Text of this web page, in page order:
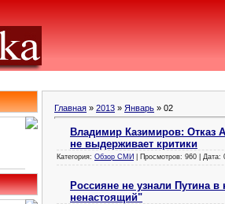
Главная » 2013 » Январь » 02
Владимир Казимиров: Отказ
не выдерживает критики
Категория: Обзор СМИ | Просмотров: 960 | Дата:
Россияне не узнали Путина
ненастоящий"